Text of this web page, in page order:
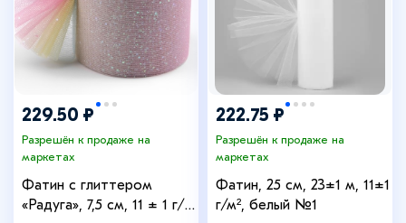
229.50 ₽
Разрешён к продаже на
маркетах
Фатин с глиттером
«Радуга», 7,5 см, 11 ± 1 г/
222.75 ₽
Разрешён к продаже на
маркетах
Фатин, 25 см, 23±1 м, 11±1
г/м², белый №1